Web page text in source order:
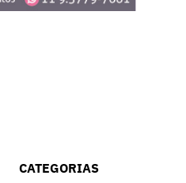
CATEGORIAS